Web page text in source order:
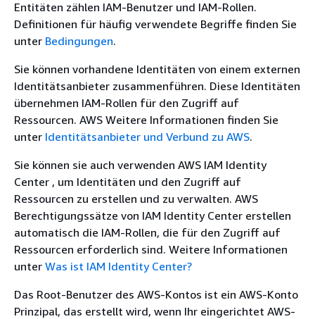
Entitäten zählen IAM-Benutzer und IAM-Rollen.
Definitionen für häufig verwendete Begriffe finden Sie
unter Bedingungen.
Sie können vorhandene Identitäten von einem externen
Identitätsanbieter zusammenführen. Diese Identitäten
übernehmen IAM-Rollen für den Zugriff auf
Ressourcen. AWS Weitere Informationen finden Sie
unter Identitätsanbieter und Verbund zu AWS.
Sie können sie auch verwenden AWS IAM Identity
Center , um Identitäten und den Zugriff auf
Ressourcen zu erstellen und zu verwalten. AWS
Berechtigungssätze von IAM Identity Center erstellen
automatisch die IAM-Rollen, die für den Zugriff auf
Ressourcen erforderlich sind. Weitere Informationen
unter Was ist IAM Identity Center?
Das Root-Benutzer des AWS-Kontos ist ein AWS-Konto
Prinzipal, das erstellt wird, wenn Ihr eingerichtet AWS-